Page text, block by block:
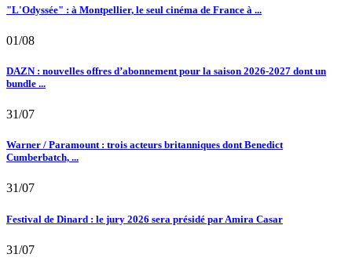
"L'Odyssée" : à Montpellier, le seul cinéma de France à ...
01/08
DAZN : nouvelles offres d’abonnement pour la saison 2026-2027 dont un
bundle ...
31/07
Warner / Paramount : trois acteurs britanniques dont Benedict
Cumberbatch, ...
31/07
Festival de Dinard : le jury 2026 sera présidé par Amira Casar
31/07